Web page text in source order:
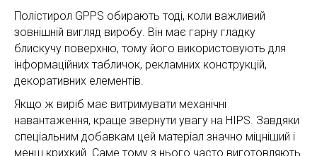
Полістирол GPPS обирають тоді, коли важливий
зовнішній вигляд виробу. Він має гарну гладку
блискучу поверхню, тому його використовують для
інформаційних табличок, рекламних конструкцій,
декоративних елементів.
Якщо ж виріб має витримувати механічні
навантаження, краще звернути увагу на HIPS. Завдяки
спеціальним добавкам цей матеріал значно міцніший і
менш крихкий. Саме тому з нього часто виготовляють